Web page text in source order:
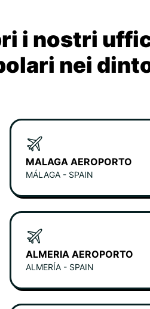
i nostri
nei
MALAGA AEROPORTO
MÁLAGA - SPAIN
ALMERIA AEROPORTO
ALMERÍA - SPAIN